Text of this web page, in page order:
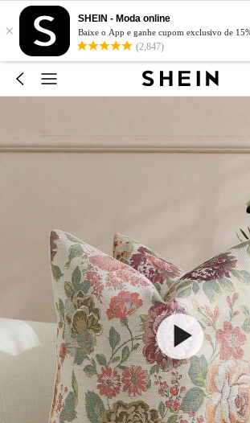
×
SHEIN - Moda online
Baixe o App e ganhe cupom exclusivo de
(2,847)